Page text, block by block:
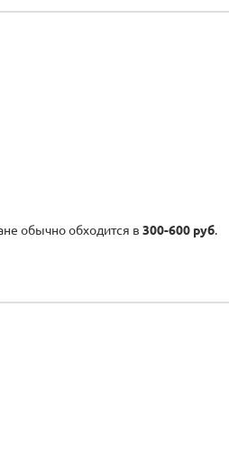
обычно обходится в 300-600 руб.